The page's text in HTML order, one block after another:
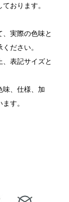
おります。
実際の色味と
ださい。
表記サイズと
、仕様、加
す。